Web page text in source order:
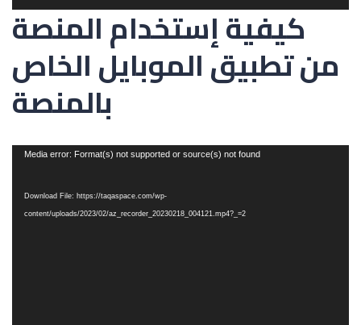
كيفية إستخدام المنصة
من تطبيق الموبايل الخاص
بالمنصة
Video
Media error: Format(s) not supported or source(s) not found
Download File: https://taqaspace.com/wp-
content/uploads/2023/02/az_recorder_20230218_004121.mp4?_=2